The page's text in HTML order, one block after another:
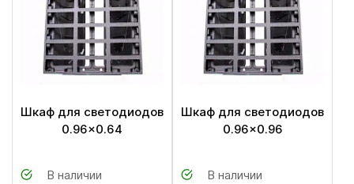
Шкаф для светодиодов
0.96x0.64
В наличии
Шкаф для светодиодов
0.96x0.96
В наличии